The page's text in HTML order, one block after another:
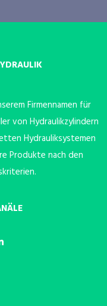
Firmennamen für
von Hydraulikzylindern
Hydrauliksystemen
Produkte nach den